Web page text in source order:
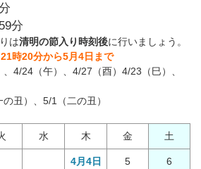
分
は清明の節入り時刻後に行いましょう。
時20分から5月4日まで
4/24（午）、4/27（酉）4/23（巳）、
丑）、5/1（二の丑）
水 木 金 土
4月4日
5
6